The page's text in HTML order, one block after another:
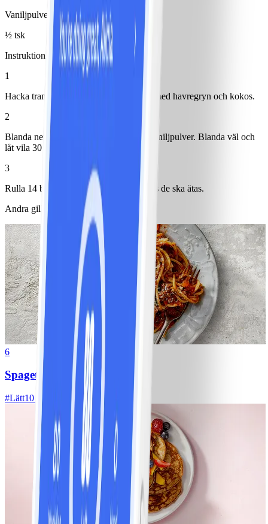
Vaniljpulver
½ tsk
Instruktioner
1
Hacka tranbär och hasselnötter. Blanda med havregryn och kokos.
2
Blanda ner jordnötssmör, honung och vaniljpulver. Blanda väl och
låt vila 30 minuter.
3
Rulla 14 bollar och förvara i kylskåp tills de ska ätas.
Andra gillade också
6
Spagetti med köttfärssås
#Lätt10 MIN